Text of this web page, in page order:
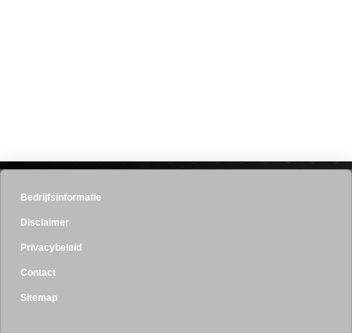
Bedrijfsinformatie
Disclaimer
Privacybeleid
Contact
Sitemap